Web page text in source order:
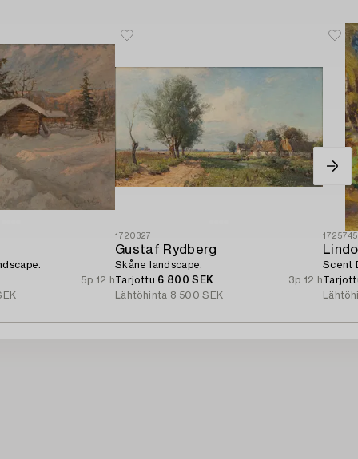
5p 12 h
1720327
Gustaf Rydberg
Skåne landscape.
Tarjottu 6 800 SEK
3p 12 h
Lähtöhinta 8 500 SEK
1725745
Scent